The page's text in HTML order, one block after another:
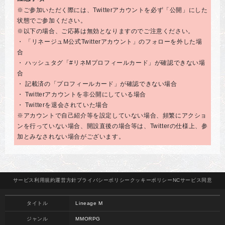
※ご参加いただく際には、Twitterアカウントを必ず「公開」にした
状態でご参加ください。
※以下の場合、ご応募は無効となりますのでご注意ください。
・ 「リネージュM公式Twitterアカウント」のフォローを外した場
合
・ ハッシュタグ「#リネMプロフィールカード」が確認できない場
合
・ 記載済の「プロフィールカード」が確認できない場合
・ Twitterアカウントを非公開にしている場合
・ Twitterを退会されていた場合
※アカウントで自己紹介等を設定していない場合、頻繁にアクショ
ンを行っていない場合、開設直後の場合等は、Twitterの仕様上、参
加とみなされない場合がございます。
サービス利用規約運営方針プライバシーポリシー クッキーポリシーNCサービス 同意
タイトル Lineage M
ジャンル MMORPG